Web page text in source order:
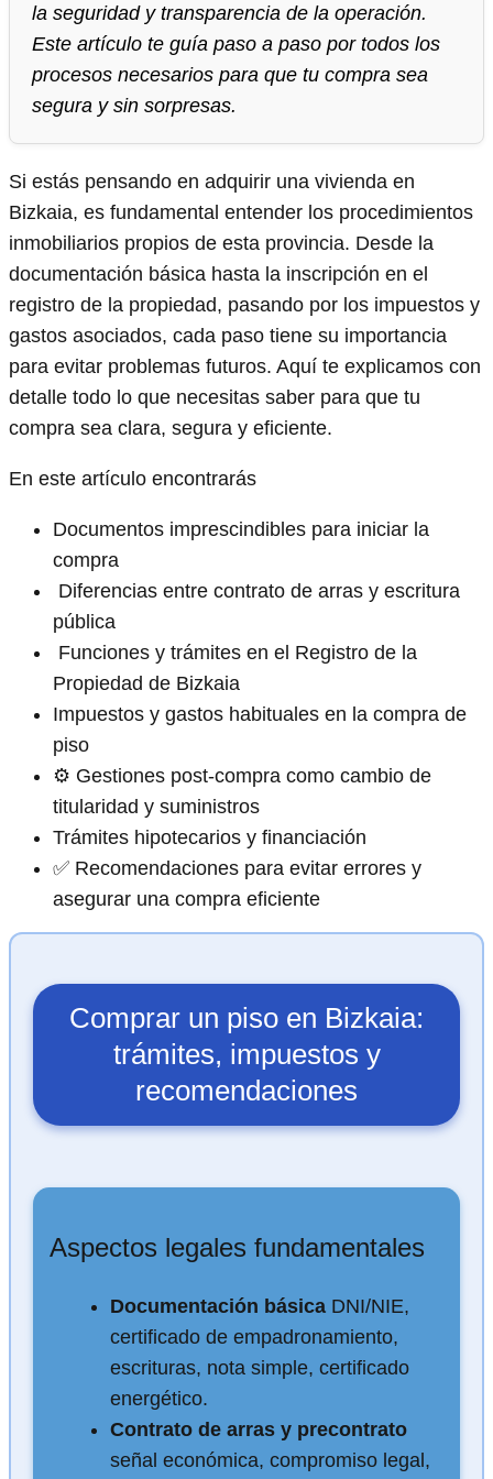
la seguridad y transparencia de la operación.
Este artículo te guía paso a paso por todos los
procesos necesarios para que tu compra sea
segura y sin sorpresas.
Si estás pensando en adquirir una vivienda en
Bizkaia, es fundamental entender los procedimientos
inmobiliarios propios de esta provincia. Desde la
documentación básica hasta la inscripción en el
registro de la propiedad, pasando por los impuestos y
gastos asociados, cada paso tiene su importancia
para evitar problemas futuros. Aquí te explicamos con
detalle todo lo que necesitas saber para que tu
compra sea clara, segura y eficiente.
En este artículo encontrarás
Documentos imprescindibles para iniciar la
compra
️ Diferencias entre contrato de arras y escritura
pública
️ Funciones y trámites en el Registro de la
Propiedad de Bizkaia
Impuestos y gastos habituales en la compra de
piso
⚙️ Gestiones post-compra como cambio de
titularidad y suministros
Trámites hipotecarios y financiación
✅ Recomendaciones para evitar errores y
asegurar una compra eficiente
Comprar un piso en Bizkaia:
trámites, impuestos y
recomendaciones
Aspectos legales fundamentales
Documentación básica DNI/NIE,
certificado de empadronamiento,
escrituras, nota simple, certificado
energético.
Contrato de arras y precontrato
señal económica, compromiso legal,